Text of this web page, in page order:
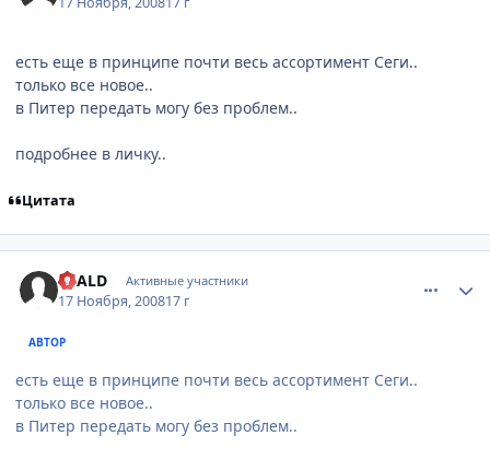
есть еще в принципе почти весь ассортимент Сеги..
только все новое..
в Питер передать могу без проблем..
подробнее в личку..
Цитата
SCALD Активные участники
17 Ноября, 200817 г
АВТОР
есть еще в принципе почти весь ассортимент Сеги..
только все новое..
в Питер передать могу без проблем..